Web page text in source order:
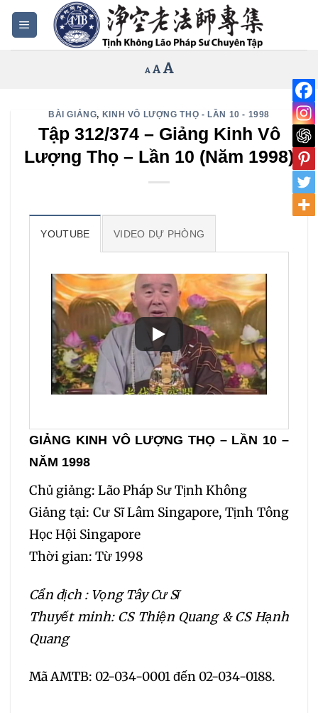
Bỏ
qua
nội
A Decrease
size.
A Reset
size.
A
size.
BÀI GIẢNG, KINH VÔ LƯỢNG THỌ - LẦN 10 - 1998
Tập 312/374 – Giảng Kinh Vô
Lượng Thọ – Lần 10 (Năm 1998)
YOUTUBE VIDEO DỰ PHÒNG
GIẢNG KINH VÔ LƯỢNG THỌ – LẦN 10 –
NĂM 1998
Chủ giảng: Lão Pháp Sư Tịnh Không
Giảng tại: Cư Sĩ Lâm Singapore, Tịnh Tông
Học Hội Singapore
Thời gian: Từ 1998
Cẩn dịch : Vọng Tây Cư Sĩ
Thuyết minh: CS Thiện Quang & CS Hạnh
Quang
Mã AMTB: 02-034-0001 đến 02-034-0188.